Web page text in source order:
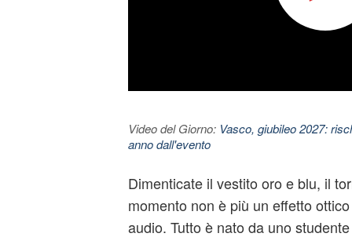
Video del Giorno: Vasco, giubileo 2027:
anno dall'evento
Dimenticate il vestito oro e blu, il
momento non è più un effetto
audio. Tutto è nato da uno